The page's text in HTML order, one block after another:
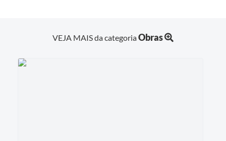
VEJA MAIS da categoriaObras